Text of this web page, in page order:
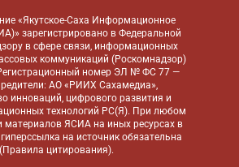
«Якутское-Саха Информационное
зарегистрировано в Федеральной
в сфере связи, информационных
коммуникаций (Роскомнадзор)
номер ЭЛ № ФС 77 —
АО «РИИХ Сахамедиа»,
инноваций, цифрового развития и
технологий РС(Я). При любом
материалов ЯСИА на иных ресурсах в
на источник обязательна
(Правила цитирования).